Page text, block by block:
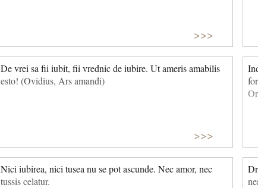
>>>
De vrei sa fii iubit, fii vrednic de iubire. Ut ameris amabilis
esto! (Ovidius, Ars amandi)
>>>
Nici iubirea, nici tusea nu se pot ascunde. Nec amor, nec
tussis celatur.